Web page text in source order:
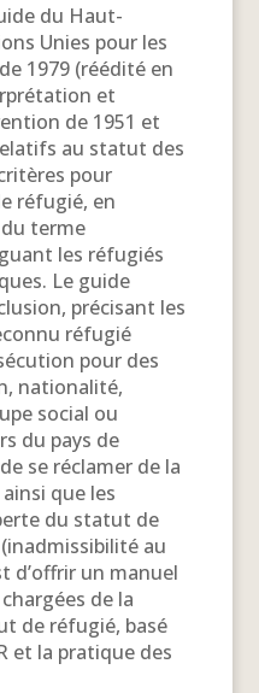
du Haut-
Unies pour les
1979 (réédité en
et
de 1951 et
au statut des
pour
réfugié, en
terme
les réfugiés
Le guide
précisant les
réfugié
pour des
nationalité,
social ou
du pays de
se réclamer de la
que les
du statut de
au
d’offrir un manuel
de la
de réfugié, basé
et la pratique des